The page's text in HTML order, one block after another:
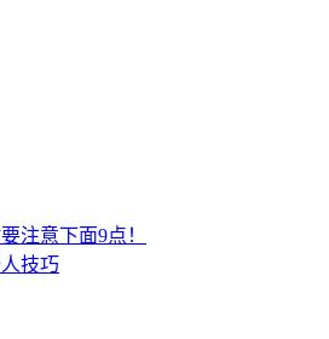
注意下面9点！
技巧